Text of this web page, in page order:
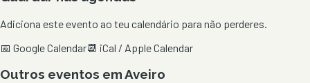
Adiciona este evento ao teu calendário para não perderes.
📅 Google Calendar📆 iCal / Apple Calendar
Outros eventos emAveiro